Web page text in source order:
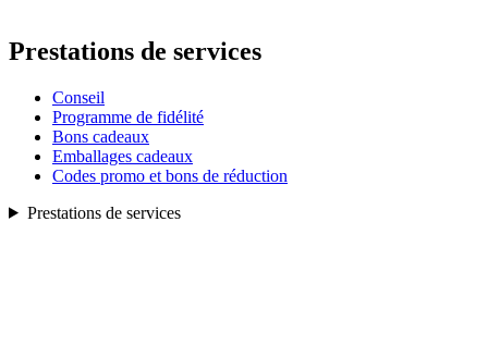
Prestations de services
Conseil
Programme de fidélité
Bons cadeaux
Emballages cadeaux
Codes promo et bons de réduction
Prestations de services